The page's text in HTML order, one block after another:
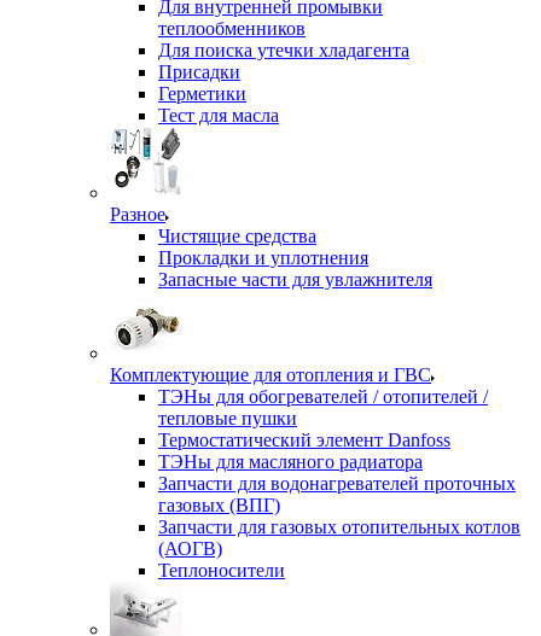
Для внутренней промывки
теплообменников
Для поиска утечки хладагента
Присадки
Герметики
Тест для масла
Разное
Чистящие средства
Прокладки и уплотнения
Запасные части для увлажнителя
Комплектующие для отопления и ГВС
ТЭНы для обогревателей / отопителей /
тепловые пушки
Термостатический элемент Danfoss
ТЭНы для масляного радиатора
Запчасти для водонагревателей проточных
газовых (ВПГ)
Запчасти для газовых отопительных котлов
(АОГВ)
Теплоносители